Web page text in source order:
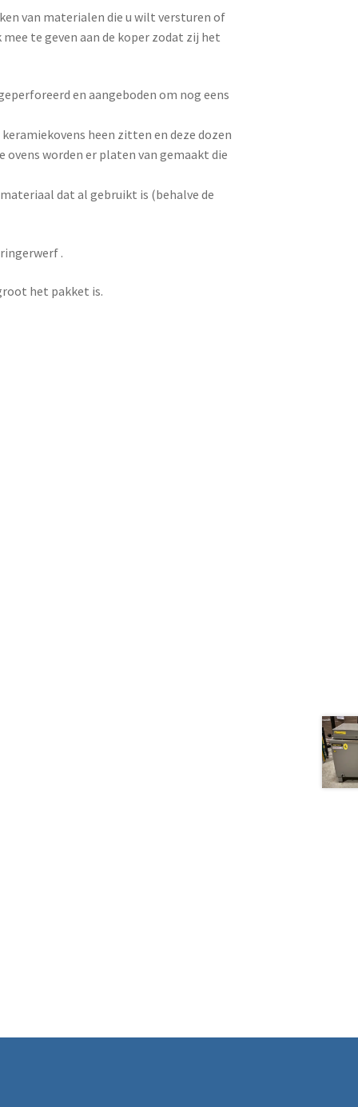
van materialen die u wilt versturen of
te geven aan de koper zodat zij het
en aangeboden om nog eens
heen zitten en deze dozen
ovens worden er platen van gemaakt die
dat al gebruikt is (behalve de
.
het pakket is.